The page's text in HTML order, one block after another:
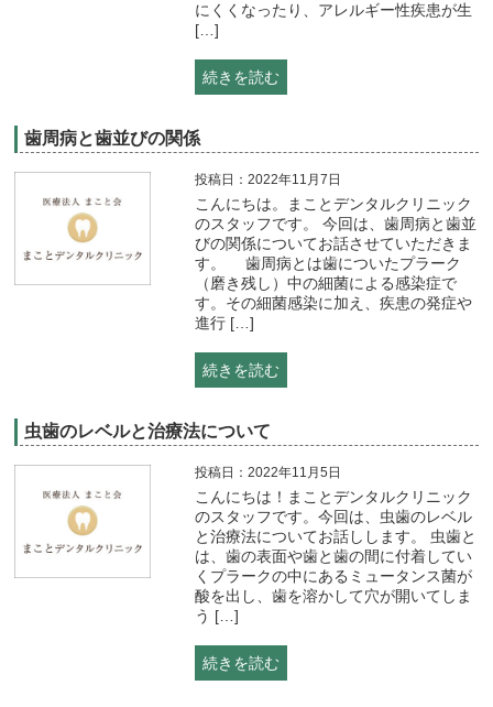
にくくなったり、アレルギー性疾患が生
[…]
続きを読む
歯周病と歯並びの関係
投稿日：2022年11月7日
こんにちは。まことデンタルクリニック
のスタッフです。 今回は、歯周病と歯並
びの関係についてお話させていただきま
す。 歯周病とは歯についたプラーク
（磨き残し）中の細菌による感染症で
す。その細菌感染に加え、疾患の発症や
進行 […]
続きを読む
虫歯のレベルと治療法について
投稿日：2022年11月5日
こんにちは！まことデンタルクリニック
のスタッフです。今回は、虫歯のレベル
と治療法についてお話しします。 虫歯と
は、歯の表面や歯と歯の間に付着してい
くプラークの中にあるミュータンス菌が
酸を出し、歯を溶かして穴が開いてしま
う […]
続きを読む